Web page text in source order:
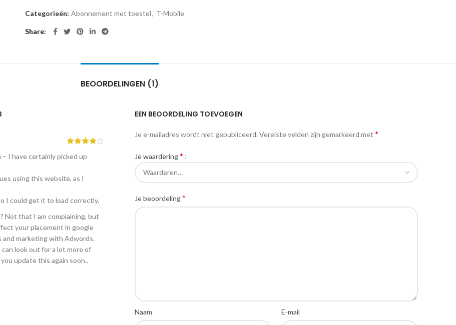
Categorieën: Abonnement met toestel, T-Mobile
Share
BEOORDELINGEN (1)
I have certainly picked up
using this website, as I
I could get it to load correctly.
Not that I am complaining, but
your placement in google
and marketing with Adwords.
can look out for a lot more of
update this again soon..
EEN BEOORDELING TOEVOEGEN
Je e-mailadres wordt niet gepubliceerd.Vereiste velden zijn gemarkeerd met *
Je waardering*
Je beoordeling*
Naam E-mail